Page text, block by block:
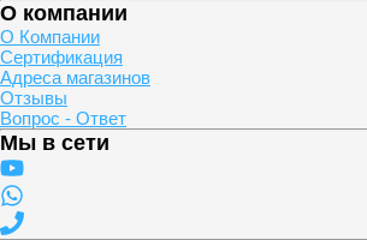
О компании
О Компании
Сертификация
Адреса магазинов
Отзывы
Вопрос - Ответ
Мы в сети